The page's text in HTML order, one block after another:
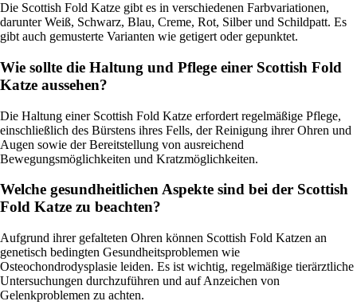
Die Scottish Fold Katze gibt es in verschiedenen Farbvariationen,
darunter Weiß, Schwarz, Blau, Creme, Rot, Silber und Schildpatt. Es
gibt auch gemusterte Varianten wie getigert oder gepunktet.
Wie sollte die Haltung und Pflege einer Scottish Fold
Katze aussehen?
Die Haltung einer Scottish Fold Katze erfordert regelmäßige Pflege,
einschließlich des Bürstens ihres Fells, der Reinigung ihrer Ohren und
Augen sowie der Bereitstellung von ausreichend
Bewegungsmöglichkeiten und Kratzmöglichkeiten.
Welche gesundheitlichen Aspekte sind bei der Scottish
Fold Katze zu beachten?
Aufgrund ihrer gefalteten Ohren können Scottish Fold Katzen an
genetisch bedingten Gesundheitsproblemen wie
Osteochondrodysplasie leiden. Es ist wichtig, regelmäßige tierärztliche
Untersuchungen durchzuführen und auf Anzeichen von
Gelenkproblemen zu achten.